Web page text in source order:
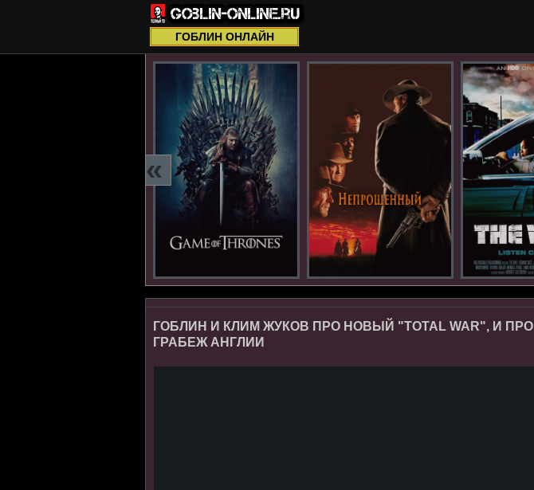
ГОБЛИН ОНЛАЙН
«
ГОБЛИН И КЛИМ ЖУКОВ ПРО НОВЫЙ "TOTAL WAR", И ПРО
ГРАБЕЖ АНГЛИИ